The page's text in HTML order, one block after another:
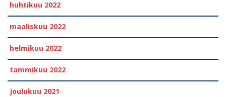
huhtikuu 2022
maaliskuu 2022
helmikuu 2022
tammikuu 2022
joulukuu 2021